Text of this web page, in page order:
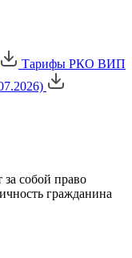
Тарифы РКО ВИП
за собой право
гражданина